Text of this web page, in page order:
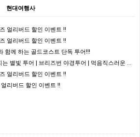
현대여행사
얼리버드 할인 이벤트 !!
얼리버드 할인 이벤트 !!
함께 하는 골드코스트 단독 투어!!!
얼리버드 할인 이벤트 !!
리버드 할인 이벤트 !!